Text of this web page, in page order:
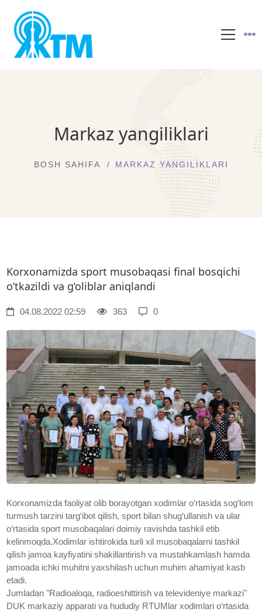
Markaz yangiliklari
BOSH SAHIFA MARKAZ YANGILIKLARI
Korxonamizda sport musobaqasi final bosqichi
o’tkazildi va g‘oliblar aniqlandi
04.08.2022 02:59 363 0
Korxonamizda faoliyat olib borayotgan xodimlar o‘rtasida sog‘lom
turmush tarzini targ‘ibot qilish, sport bilan shug‘ullanish va ular
o‘rtasida sport musobaqalari doimiy ravishda tashkil etib
kelinmoqda.Xodimlar ishtirokida turli xil musobaqalarni tashkil
qilish jamoa kayfiyatini shakillantirish va mustahkamlash hamda
jamoada ichki muhitni yaxshilash uchun muhim ahamiyat kasb
etadi.
Jumladan "Radioaloqa, radioeshittirish va televideniye markazi"
DUK markaziy apparati va hududiy RTUMlar xodimlari o‘rtasida